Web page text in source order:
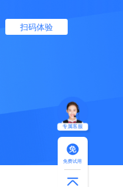
扫码体验
专属客服
免费试用